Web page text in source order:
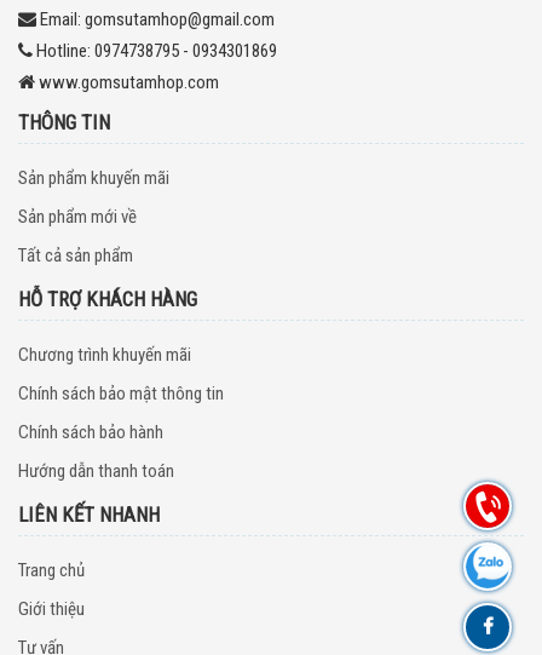
Email: gomsutamhop@gmail.com
Hotline: 0974738795 - 0934301869
www.gomsutamhop.com
THÔNG TIN
Sản phẩm khuyến mãi
Sản phẩm mới về
Tất cả sản phẩm
HỖ TRỢ KHÁCH HÀNG
Chương trình khuyến mãi
Chính sách bảo mật thông tin
Chính sách bảo hành
Hướng dẫn thanh toán
LIÊN KẾT NHANH
Trang chủ
Giới thiệu
Tư vấn